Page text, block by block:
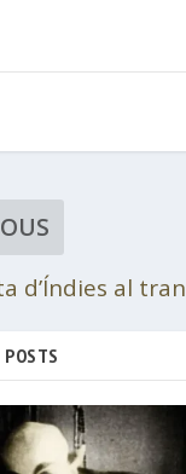
d’Índies al
POSTS